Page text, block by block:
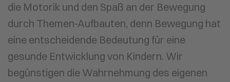
die Motorik und den Spaß an der Bewegung
durch Themen-Aufbauten, denn Bewegung hat
eine entscheidende Bedeutung für eine
gesunde Entwicklung von Kindern. Wir
begünstigen die Wahrnehmung des eigenen